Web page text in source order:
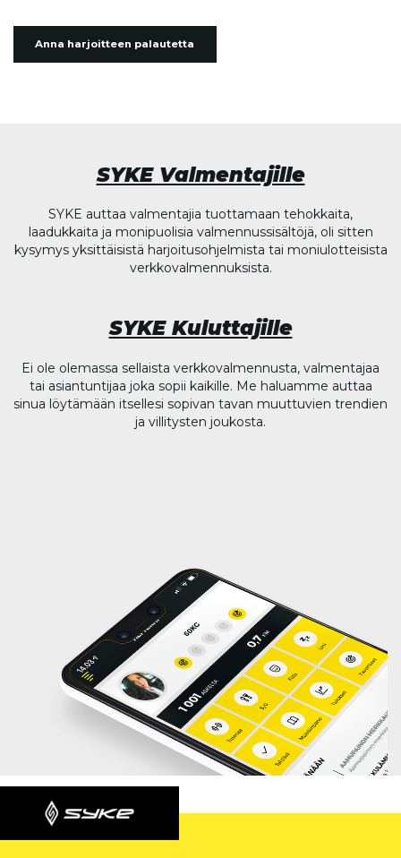
Anna harjoitteen palautetta
SYKE Valmentajille
SYKE auttaa valmentajia tuottamaan tehokkaita,
laadukkaita ja monipuolisia valmennussisältöjä, oli sitten
kysymys yksittäisistä harjoitusohjelmista tai moniulotteisista
verkkovalmennuksista.
SYKE Kuluttajille
Ei ole olemassa sellaista verkkovalmennusta, valmentajaa
tai asiantuntijaa joka sopii kaikille. Me haluamme auttaa
sinua löytämään itsellesi sopivan tavan muuttuvien trendien
ja villitysten joukosta.